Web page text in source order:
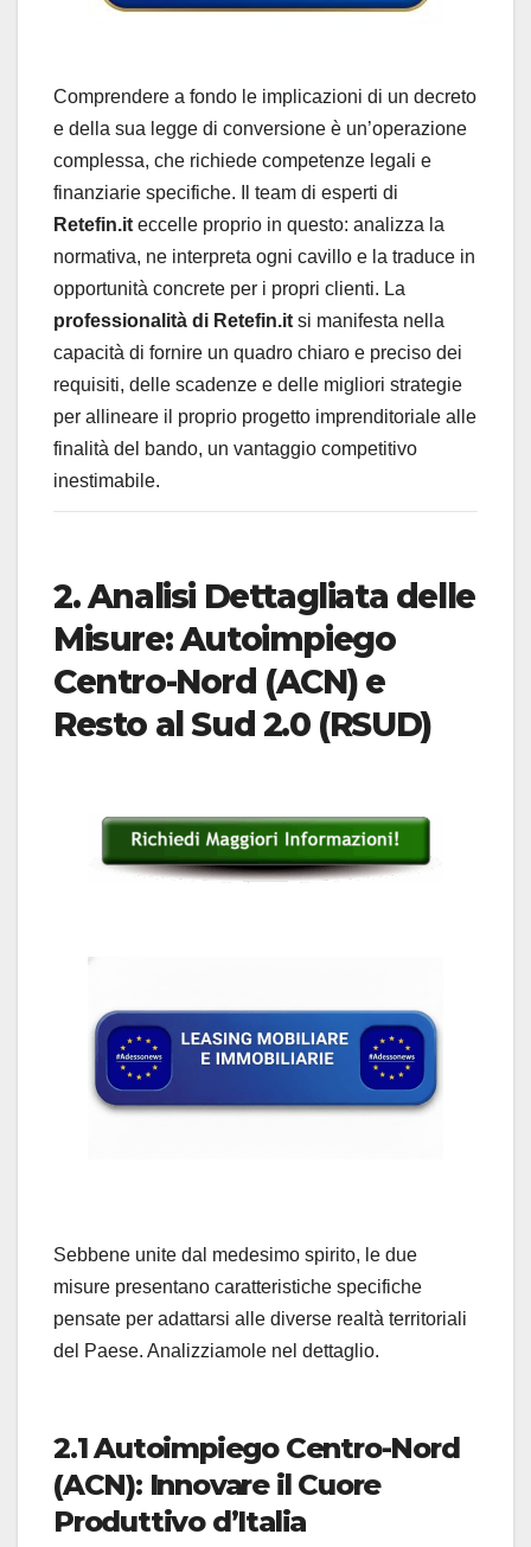
Comprendere a fondo le implicazioni di un decreto
e della sua legge di conversione è un’operazione
complessa, che richiede competenze legali e
finanziarie specifiche. Il team di esperti di
Retefin.it eccelle proprio in questo: analizza la
normativa, ne interpreta ogni cavillo e la traduce in
opportunità concrete per i propri clienti. La
professionalità di Retefin.it si manifesta nella
capacità di fornire un quadro chiaro e preciso dei
requisiti, delle scadenze e delle migliori strategie
per allineare il proprio progetto imprenditoriale alle
finalità del bando, un vantaggio competitivo
inestimabile.
2. Analisi Dettagliata delle
Misure: Autoimpiego
Centro-Nord (ACN) e
Resto al Sud 2.0 (RSUD)
Sebbene unite dal medesimo spirito, le due
misure presentano caratteristiche specifiche
pensate per adattarsi alle diverse realtà territoriali
del Paese. Analizziamole nel dettaglio.
2.1 Autoimpiego Centro-Nord
(ACN): Innovare il Cuore
Produttivo d’Italia